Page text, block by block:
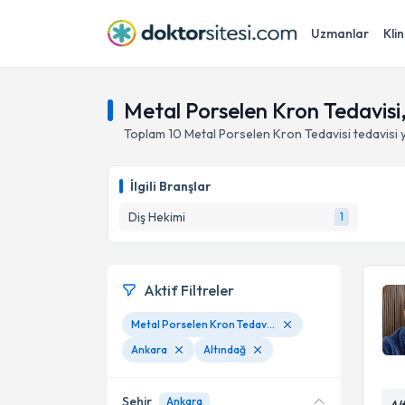
Uzmanlar
Metal Porselen Kron
Toplam 10 Metal Porselen Kron Tedavisi tedavisi
İlgili Branşlar
Diş Hekimi
1
Aktif Filtreler
Metal Porselen Kron Tedavisi
Ankara
Altındağ
Şehir Ankara